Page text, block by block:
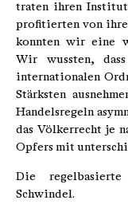
traten ihren
profitierten von
konnten wir eine
Wir wussten,
internationalen
Stärksten
Handelsregeln
das Völkerrecht je
Opfers mit
Die
Schwindel.